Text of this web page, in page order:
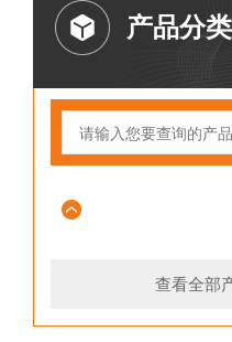
产品分类
查看全部